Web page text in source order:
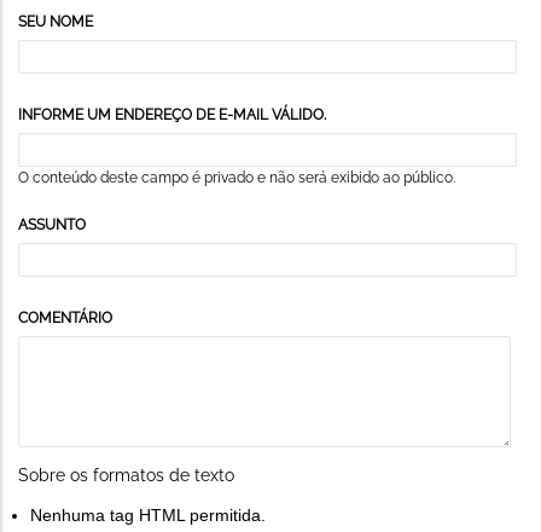
SEU NOME
INFORME UM ENDEREÇO DE E-MAIL VÁLIDO.
O conteúdo deste campo é privado e não será exibido ao público.
ASSUNTO
COMENTÁRIO
Sobre os formatos de texto
Nenhuma tag HTML permitida.